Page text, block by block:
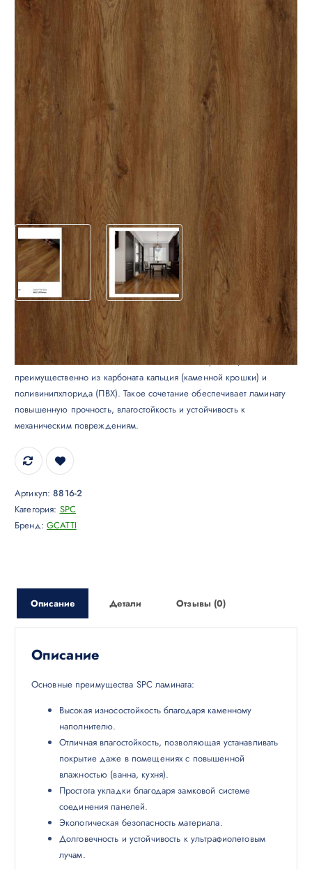
SPC ламинат GCATTI
Ламинат типа SPC является инновационным покрытием, состоящим
преимущественно из карбоната кальция (каменной крошки) и
поливинилхлорида (ПВХ). Такое сочетание обеспечивает ламинату
повышенную прочность, влагостойкость и устойчивость к
механическим повреждениям.
Артикул:8816-2
Категория: SPC
Бренд:GCATTI
Описание Детали Отзывы (0)
Описание
Основные преимущества SPC ламината:
Высокая износостойкость благодаря каменному
наполнителю.
Отличная влагостойкость, позволяющая устанавливать
покрытие даже в помещениях с повышенной
влажностью (ванна, кухня).
Простота укладки благодаря замковой системе
соединения панелей.
Экологическая безопасность материала.
Долговечность и устойчивость к ультрафиолетовым
лучам.